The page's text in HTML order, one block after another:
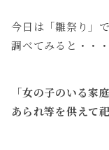
今日は「雛祭り」で
調べてみると・・・
「女の子のいる家
あられ等を供えて祀